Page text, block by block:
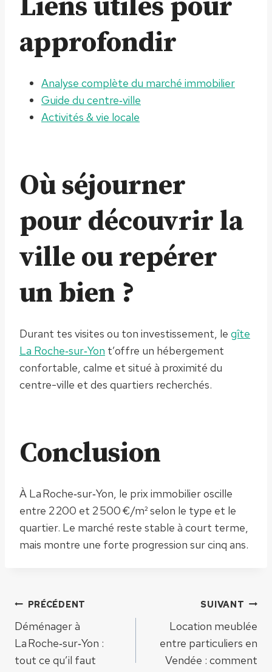
approfondir
Analyse complète du marché immobilier
Guide du centre‑ville
Activités & vie locale
Où séjourner
pour découvrir la
ville ou repérer
un bien ?
Durant tes visites ou ton investissement, le gîte
La Roche‑sur‑Yon t’offre un hébergement
confortable, calme et situé à proximité du
centre-ville et des quartiers recherchés.
Conclusion
À La Roche‑sur‑Yon, le prix immobilier oscille
entre 2 200 et 2 500 €/m² selon le type et le
quartier. Le marché reste stable à court terme,
mais montre une forte progression sur cinq ans.
Navigation
de
PRÉCÉDENT
Déménager à
La Roche‑sur‑Yon :
tout ce qu’il faut
SUIVANT
Location meublée
entre particuliers en
Vendée : comment